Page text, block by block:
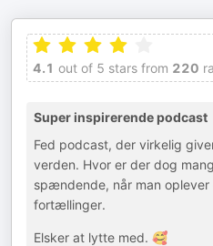
4.1 out of 5 stars from 220
Super inspirerende podcast
Fed podcast, der virkelig
verden. Hvor er der dog
spændende, når man oplever
fortællinger.
Elsker at lytte med. 🥰